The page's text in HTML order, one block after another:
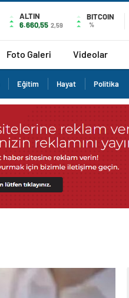
ALTIN
6.660,55 2,59
BITCOIN
%
Foto Galeri Videolar
Eğitim Hayat Politika